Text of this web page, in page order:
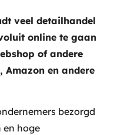
veel detailhandel
online te gaan
of andere
en andere
bezorgd
en hoge